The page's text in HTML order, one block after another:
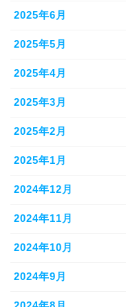
2025年6月
2025年5月
2025年4月
2025年3月
2025年2月
2025年1月
2024年12月
2024年11月
2024年10月
2024年9月